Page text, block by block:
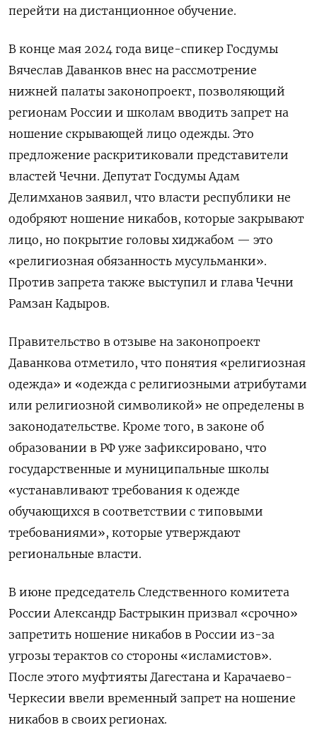
перейти на дистанционное обучение.
В конце мая 2024 года вице-спикер Госдумы
Вячеслав Даванков внес на рассмотрение
нижней палаты законопроект, позволяющий
регионам России и школам вводить запрет на
ношение скрывающей лицо одежды. Это
предложение раскритиковали представители
властей Чечни. Депутат Госдумы Адам
Делимханов заявил, что власти республики не
одобряют ношение никабов, которые закрывают
лицо, но покрытие головы хиджабом — это
«религиозная обязанность мусульманки».
Против запрета также выступил и глава Чечни
Рамзан Кадыров.
Правительство в отзыве на законопроект
Даванкова отметило, что понятия «религиозная
одежда» и «одежда с религиозными атрибутами
или религиозной символикой» не определены в
законодательстве. Кроме того, в законе об
образовании в РФ уже зафиксировано, что
государственные и муниципальные школы
«устанавливают требования к одежде
обучающихся в соответствии с типовыми
требованиями», которые утверждают
региональные власти.
В июне председатель Следственного комитета
России Александр Бастрыкин призвал «срочно»
запретить ношение никабов в России из-за
угрозы терактов со стороны «исламистов».
После этого муфтияты Дагестана и Карачаево-
Черкесии ввели временный запрет на ношение
никабов в своих регионах.